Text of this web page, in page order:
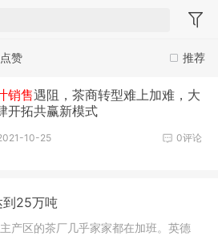
推荐
点赞
销售遇阻，茶商转型难上加难，大
开拓共赢新模式
0评论
10-25
到25万吨
产区的茶厂几乎家家都在加班。英德